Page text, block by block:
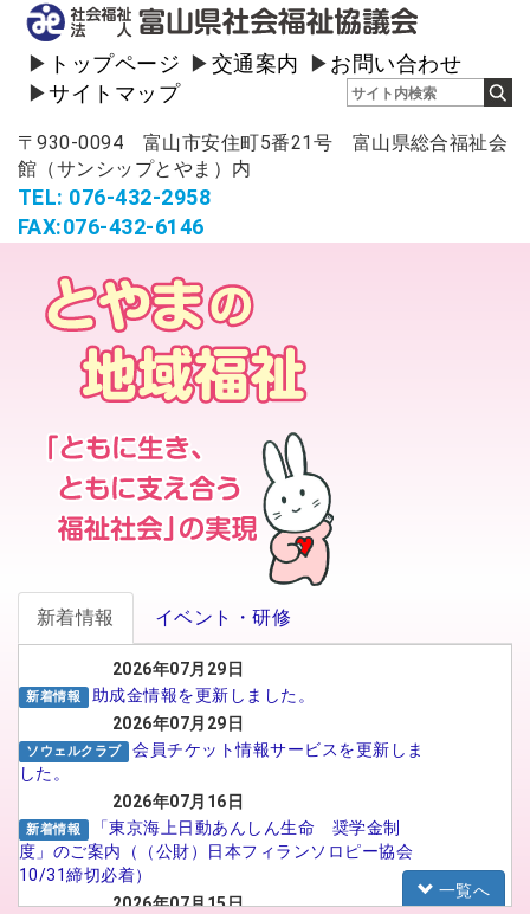
トップページ 交通案内
お問い合わせ
サイトマップ
〒930-0094 富山市安住町5番21号 富山県総合福祉会
館（サンシップとやま）内
TEL: 076-432-2958
FAX:076-432-6146
新着情報 イベント・研修
2026年07月29日
新着情報
助成金情報を更新しました。
2026年07月29日
ソウェルクラブ
会員チケット情報サービスを更新しま
した。
2026年07月16日
新着情報
「東京海上日動あんしん生命 奨学金制
度」のご案内（（公財）日本フィランソロピー協会
10/31締切必着）
2026年07月15日
一覧へ